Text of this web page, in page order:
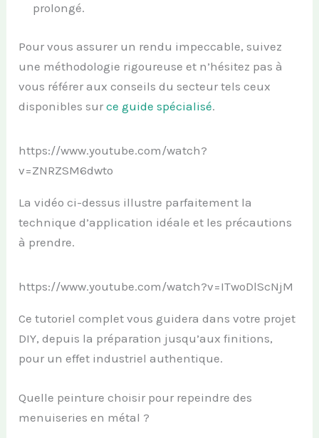
prolongé.
Pour vous assurer un rendu impeccable, suivez
une méthodologie rigoureuse et n’hésitez pas à
vous référer aux conseils du secteur tels ceux
disponibles surce guide spécialisé.
https://www.youtube.com/watch?
v=ZNRZSM6dwto
La vidéo ci-dessus illustre parfaitement la
technique d’application idéale et les précautions
à prendre.
https://www.youtube.com/watch?v=ITwoDlScNjM
Ce tutoriel complet vous guidera dans votre projet
DIY, depuis la préparation jusqu’aux finitions,
pour un effet industriel authentique.
Quelle peinture choisir pour repeindre des
menuiseries en métal ?